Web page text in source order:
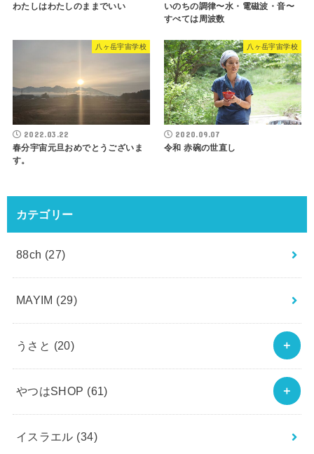
わたしはわたしのままでいい
いのちの調律〜水・電磁波・音〜
すべては周波数
八ヶ岳宇宙学校
2022.03.22
春分宇宙元旦おめでとうございま
す。
八ヶ岳宇宙学校
2020.09.07
令和 赤碗の世直し
カテゴリー
88ch (27)
MAYIM (29)
うさと (20)
やつはSHOP (61)
イスラエル (34)